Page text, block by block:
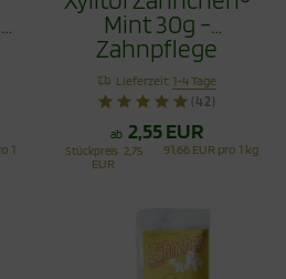
1
Mint 30g -
Zahnpflege
Bonbons
Lieferzeit:1-4 Tage
(42)
ab 2,55 EUR
Stückpreis 2,75
EUR
91,66 EUR pro 1 kg